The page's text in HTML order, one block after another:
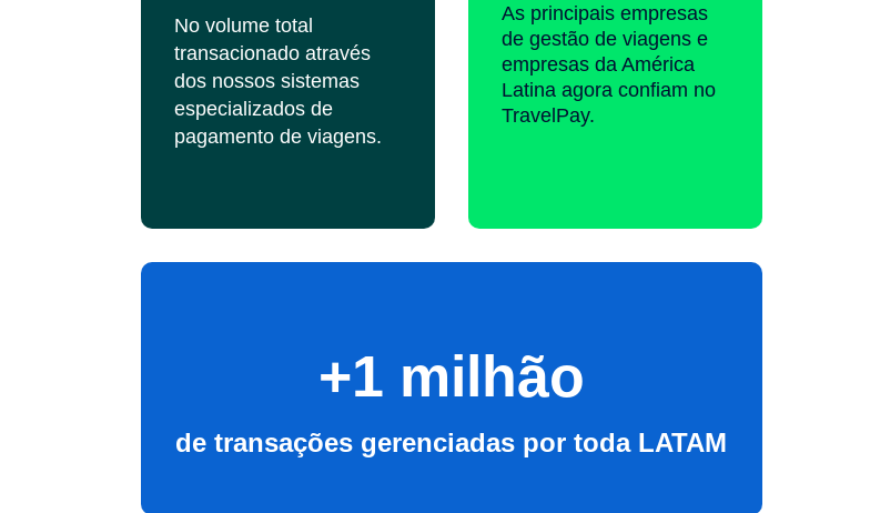
No volume total
transacionado através
dos nossos sistemas
especializados de
pagamento de viagens.
As principais empresas
de gestão de viagens e
empresas da América
Latina agora confiam no
TravelPay.
+1 milhão
de transações gerenciadas por toda LATAM